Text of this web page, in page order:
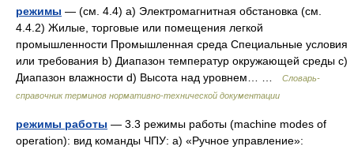
режимы — (см. 4.4) а) Электромагнитная обстановка (см.
4.4.2) Жилые, торговые или помещения легкой
промышленности Промышленная среда Специальные условия
или требования b) Диапазон температур окружающей среды с)
Диапазон влажности d) Высота над уровнем… …
Словарь-
справочник терминов нормативно-технической документации
режимы работы — 3.3 режимы работы (machine modes of
operation): вид команды ЧПУ: a) «Ручное управление»: